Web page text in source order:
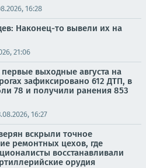
16:28
Наконец-то вывели их на
21:06
выходные августа на
зафиксировано 612 ДТП, в
78 и получили ранения 853
16:27
вскрыли точное
ремонтных цехов, где
восстанавливали
орудия